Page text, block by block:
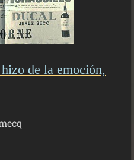
de la emoción,